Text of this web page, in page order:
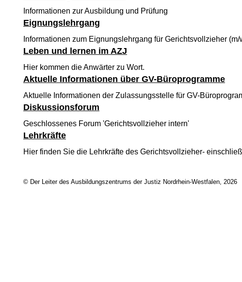
Informationen zur Ausbildung und Prüfung
Eignungslehrgang
Informationen zum Eignungslehrgang für Gerichtsvollzieher (m/
Leben und lernen im AZJ
Hier kommen die Anwärter zu Wort.
Aktuelle Informationen über GV-Büroprogramme
Aktuelle Informationen der Zulassungsstelle für GV-
Diskussionsforum
Geschlossenes Forum 'Gerichtsvollzieher intern'
Lehrkräfte
Hier finden Sie die Lehrkräfte des Gerichtsvollzieher-
© Der Leiter des Ausbildungszentrums der Justiz Nordrhein-Westfalen, 2026